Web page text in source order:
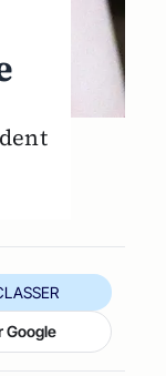
Google